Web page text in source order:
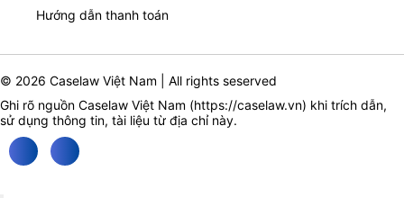
Hướng dẫn thanh toán
© 2026 Caselaw Việt Nam | All rights seserved
Ghi rõ nguồn Caselaw Việt Nam (https://caselaw.vn) khi trích dẫn,
sử dụng thông tin, tài liệu từ địa chỉ này.